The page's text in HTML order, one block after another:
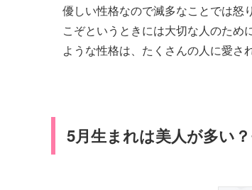
優しい性格なので滅多なことでは怒
こぞというときには大切な人のた
ような性格は、たくさんの人に愛さ
5月生まれは美人が多い